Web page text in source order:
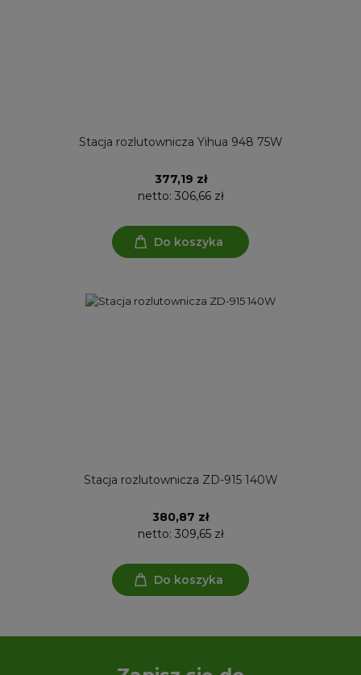
Stacja rozlutownicza Yihua 948 75W
377,19 zł
netto: 306,66 zł
Do koszyka
Stacja rozlutownicza ZD-915 140W
380,87 zł
netto: 309,65 zł
Do koszyka